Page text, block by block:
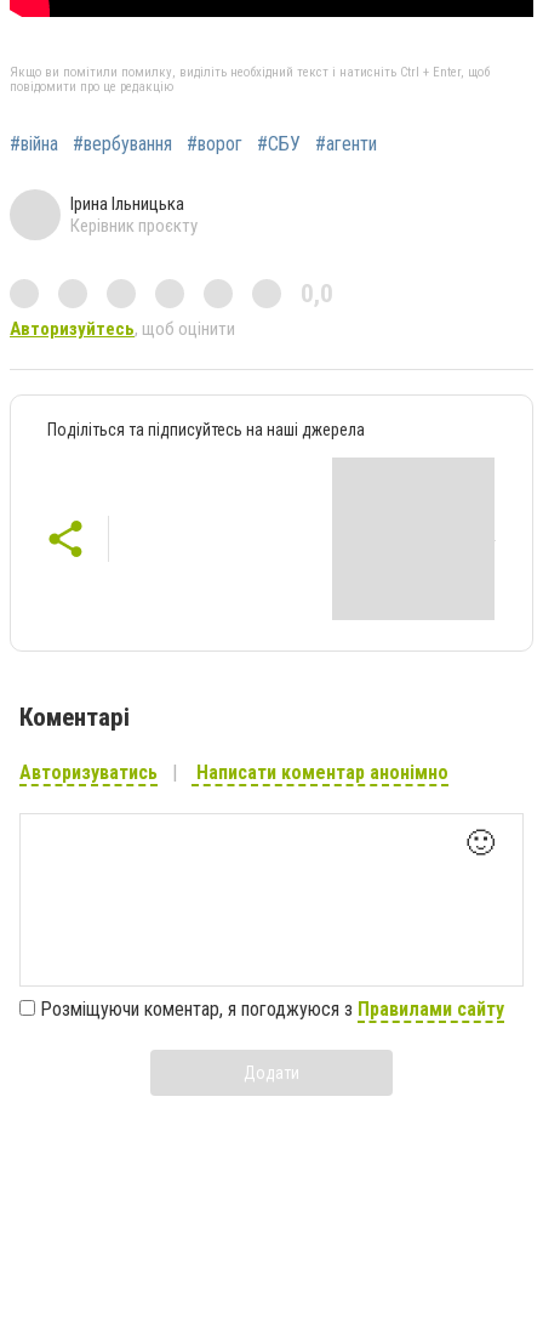
Якщо ви помітили помилку, виділіть необхідний текст і натисніть Ctrl + Enter, щоб
повідомити про це редакцію
#війна #вербування #ворог #СБУ #агенти
Ірина Ільницька
Керівник проєкту
0,0
Авторизуйтесь, щоб оцінити
Поділіться та підписуйтесь на наші джерела
Коментарі
Авторизуватись Написати коментар анонімно
🙂
Розміщуючи коментар, я погоджуюся з Правилами сайту
Додати